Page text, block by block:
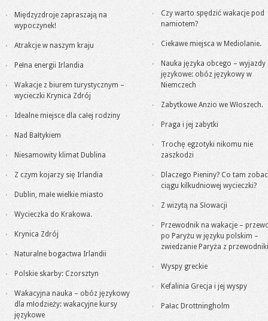
Międzyzdroje zapraszają na
wypoczynek!
Atrakcje w naszym kraju
Pełna energii Irlandia
Wakacje z biurem turystycznym –
wycieczki Krynica Zdrój
Idealne miejsce dla całej rodziny
Nad Bałtykiem
Niesamowity klimat Dublina
Z czym kojarzy się Irlandia
Dublin, małe wielkie miasto
Wycieczka do Krakowa.
Krynica Zdrój
Naturalne bogactwa Irlandii
Polskie skarby: Czorsztyn
Wakacyjna nauka – obóz językowy
dla młodzieży: wakacyjne kursy
językowe
Czy warto spędzić wakacje pod
namiotem?
Ciekawe miejsca w Mediolanie.
Nauka języka obcego – wyjazdy
językowe: obóz językowy w
Niemczech
Zabytkowe Anzio we Włoszech.
Praga i jej zabytki
Trochę egzotyki nikomu nie
zaszkodzi
Dlaczego Pieniny? Co tam
ciągu kilkudniowej wycieczki?
Z wizytą na Słowacji
Przewodnik na wakacje –
po Paryżu w języku polskim –
zwiedzanie Paryża z
Wyspy greckie
Kefalinia Grecja i jej wyspy
Pałac Drottningholm